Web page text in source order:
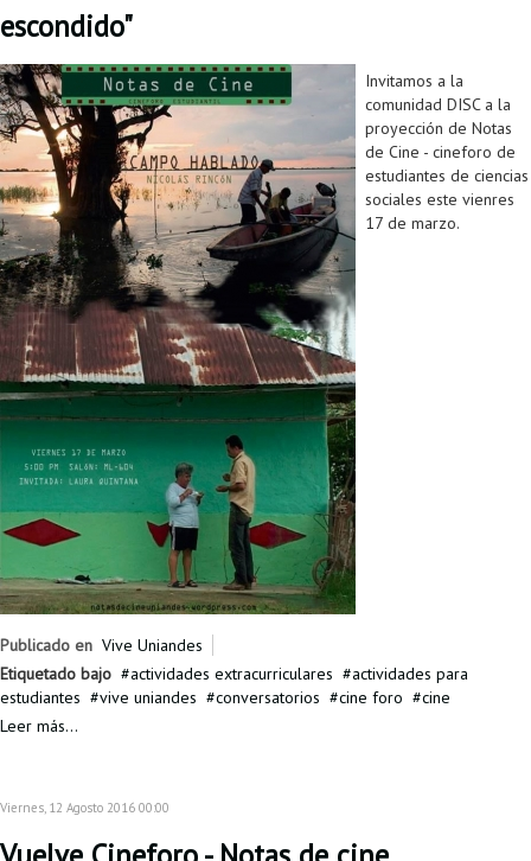
escondido"
Invitamos a la
comunidad DISC a la
proyección de Notas
de Cine - cineforo de
estudiantes de ciencias
sociales este vienres
17 de marzo.
Publicado en Vive Uniandes
Etiquetado bajo
actividades extracurriculares
actividades para
estudiantes
vive uniandes conversatorios cine foro
cine
Leer más...
Viernes, 12 Agosto 2016 00:00